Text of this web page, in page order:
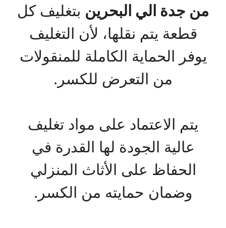
من جدة الي البحرين بتغليف كل
قطعة يتم نقلها، لأن التغليف
يوفر الحماية الكاملة للمنقولات
من التعرض للكسر.
يتم الاعتماد على مواد تغليف
عالية الجودة لها القدرة في
الحفاظ على الأثاث المنزلي
وضمان حمايته من الكسر.